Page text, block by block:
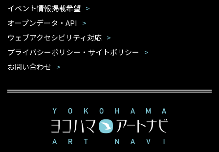
イベント情報掲載希望
オープンデータ・API
ウェブアクセシビリティ対応
プライバシーポリシー・サイトポリシー
お問い合わせ